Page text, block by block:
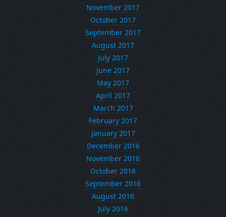
November 2017
October 2017
September 2017
August 2017
July 2017
June 2017
May 2017
April 2017
March 2017
February 2017
January 2017
December 2016
November 2016
October 2016
September 2016
August 2016
July 2016